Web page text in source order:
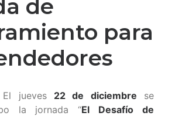
de
para
El jueves 22 de diciembre se
la jornada “El Desafío de